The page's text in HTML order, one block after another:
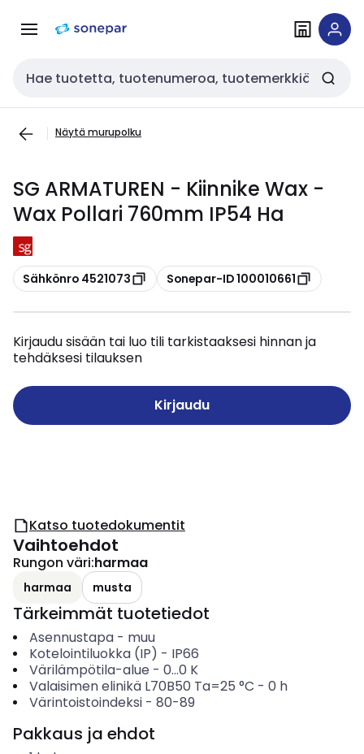
navigointiinsisältöön
Haku
Näytä murupolku
SG ARMATUREN - Kiinnike Wax -
Wax Pollari 760mm IP54 Ha
Kopioi
Sähkönro 4521073 Kopioi
Sonepar-ID 100010661
Kirjaudu sisään tai luo tili tarkistaaksesi hinnan ja
tehdäksesi tilauksen
Kirjaudu
Katso tuotedokumentit
Vaihtoehdot
Rungon väri:harmaa
harmaa musta
Tärkeimmät tuotetiedot
Asennustapa- muu
Kotelointiluokka (IP) - IP66
Värilämpötila-alue - 0...0 K
Valaisimen elinikä L70B50 Ta=25 °C - 0 h
Värintoistoindeksi- 80-89
Pakkaus ja ehdot